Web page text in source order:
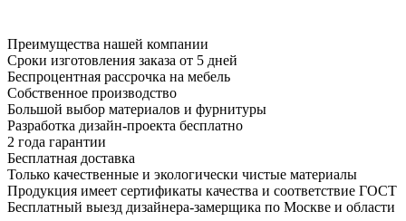
Преимущества нашей компании
Сроки изготовления заказа от 5 дней
Беспроцентная рассрочка на мебель
Собственное производство
Большой выбор материалов и фурнитуры
Разработка дизайн-проекта бесплатно
2 года гарантии
Бесплатная доставка
Только качественные и экологически чистые материалы
Продукция имеет сертификаты качества и соответствие ГОСТ
Бесплатный выезд дизайнера-замерщика по Москве и области